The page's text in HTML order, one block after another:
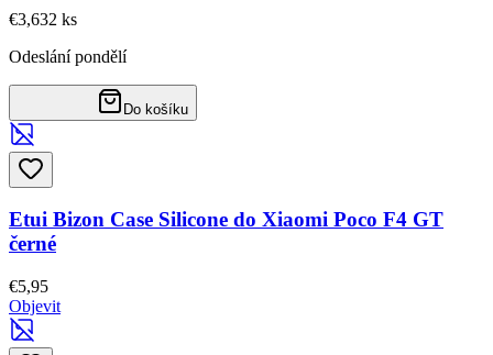
€3,632 ks
Odeslání pondělí
Do košíku
Etui Bizon Case Silicone do Xiaomi Poco F4 GT
černé
€5,95
Objevit